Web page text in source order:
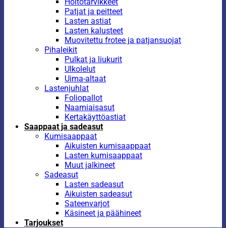
Patjat ja peitteet
Lasten astiat
Lasten kalusteet
Muovitettu frotee ja patjansuojat
Pihaleikit
Pulkat ja liukurit
Ulkolelut
Uima-altaat
Lastenjuhlat
Foliopallot
Naamiaisasut
Kertakäyttöastiat
Saappaat ja sadeasut
Kumisaappaat
Aikuisten kumisaappaat
Lasten kumisaappaat
Muut jalkineet
Sadeasut
Lasten sadeasut
Aikuisten sadeasut
Sateenvarjot
Käsineet ja päähineet
Tarjoukset